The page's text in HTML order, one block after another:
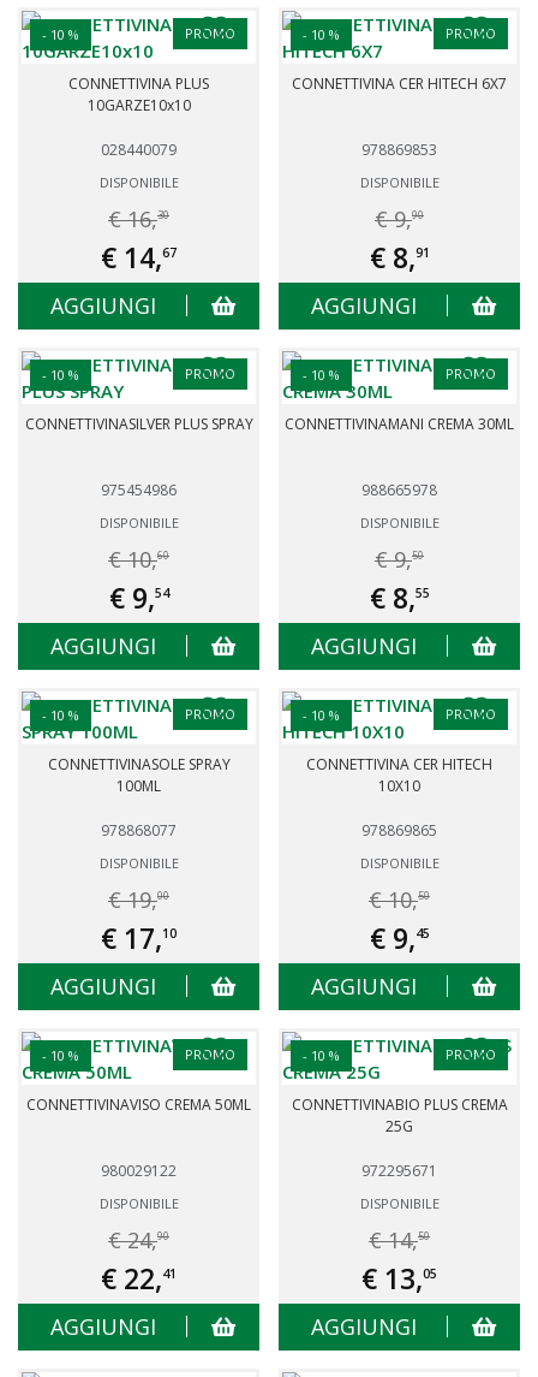
- 10 % PROMO
CONNETTIVINA PLUS
10GARZE10x10
028440079
DISPONIBILE
€ 16,30
€ 14,67
AGGIUNGI
- 10 % PROMO
CONNETTIVINA CER HITECH 6X7
978869853
DISPONIBILE
€ 9,90
€ 8,91
AGGIUNGI
- 10 % PROMO
CONNETTIVINASILVER PLUS SPRAY
975454986
DISPONIBILE
€ 10,60
€ 9,54
AGGIUNGI
- 10 % PROMO
CONNETTIVINAMANI CREMA 30ML
988665978
DISPONIBILE
€ 9,50
€ 8,55
AGGIUNGI
- 10 % PROMO
CONNETTIVINASOLE SPRAY
100ML
978868077
DISPONIBILE
€ 19,00
€ 17,10
AGGIUNGI
- 10 % PROMO
CONNETTIVINA CER HITECH
10X10
978869865
DISPONIBILE
€ 10,50
€ 9,45
AGGIUNGI
- 10 % PROMO
CONNETTIVINAVISO CREMA 50ML
980029122
DISPONIBILE
€ 24,90
€ 22,41
AGGIUNGI
- 10 % PROMO
CONNETTIVINABIO PLUS CREMA
25G
972295671
DISPONIBILE
€ 14,50
€ 13,05
AGGIUNGI